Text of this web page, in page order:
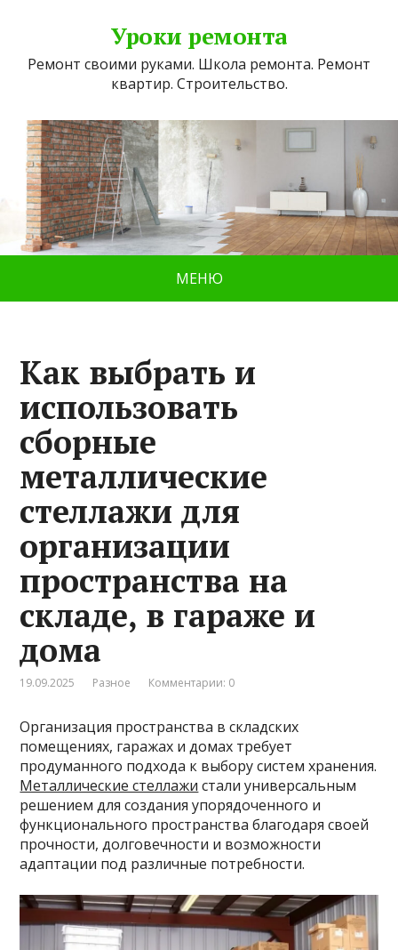
Уроки ремонта
Ремонт своими руками. Школа ремонта. Ремонт
квартир. Строительство.
МЕНЮ
Как выбрать и
использовать
сборные
металлические
стеллажи для
организации
пространства на
складе, в гараже и
дома
19.09.2025 Разное Комментарии: 0
Организация пространства в складских
помещениях, гаражах и домах требует
продуманного подхода к выбору систем хранения.
Металлические стеллажи стали универсальным
решением для создания упорядоченного и
функционального пространства благодаря своей
прочности, долговечности и возможности
адаптации под различные потребности.